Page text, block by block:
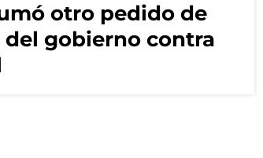
otro pedido de
gobierno contra